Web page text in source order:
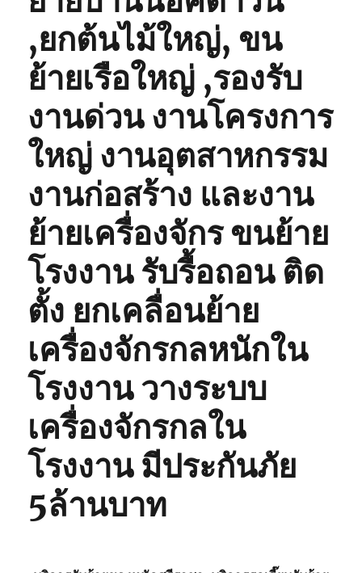
,ยกต้นไม้ใหญ่, ขน
ย้ายเรือใหญ่ ,รองรับ
งานด่วน งานโครงการ
ใหญ่ งานอุตสาหกรรม
งานก่อสร้าง และงาน
ย้ายเครื่องจักร ขนย้าย
โรงงาน รับรื้อถอน ติด
ตั้ง ยกเคลื่อนย้าย
เครื่องจักรกลหนักใน
โรงงาน วางระบบ
เครื่องจักรกลใน
โรงงาน มีประกันภัย
5ล้านบาท